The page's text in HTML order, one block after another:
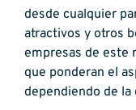
desde cualquier
atractivos y otros
empresas de este
que ponderan el
dependiendo de la